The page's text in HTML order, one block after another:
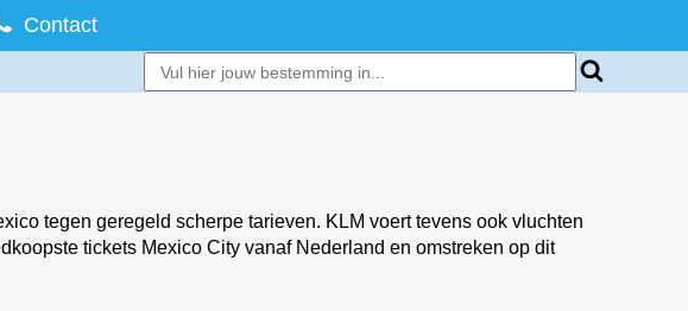
Contact
tegen geregeld scherpe tarieven. KLM voert tevens ook vluchten
tickets Mexico City vanaf Nederland en omstreken op dit